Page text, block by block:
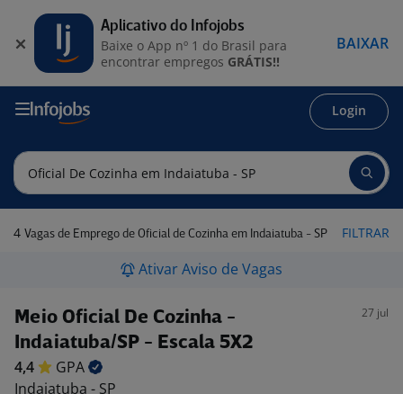
Login
4 Vagas de Emprego de Oficial de Cozinha em Indaiatuba - SP FILTRAR
Ativar Aviso de Vagas
Meio Oficial De Cozinha -
Indaiatuba/SP - Escala 5X2
27 jul
4,4
GPA
Indaiatuba - SP
Aplicativo do Infojobs
Baixe o App nº 1 do Brasil para
encontrar empregos GRÁTIS!!
BAIXAR